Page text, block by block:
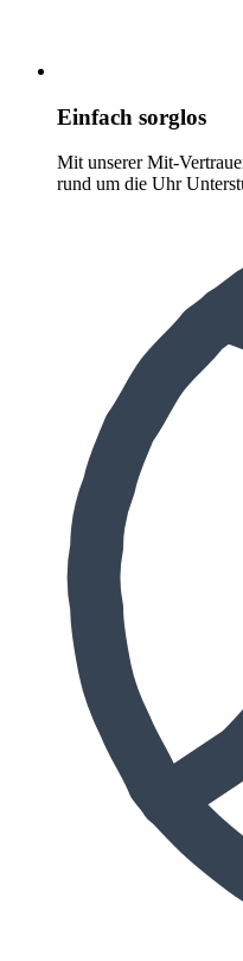
Einfach sorglos
Mit unserer Mit-
rund um die Uhr